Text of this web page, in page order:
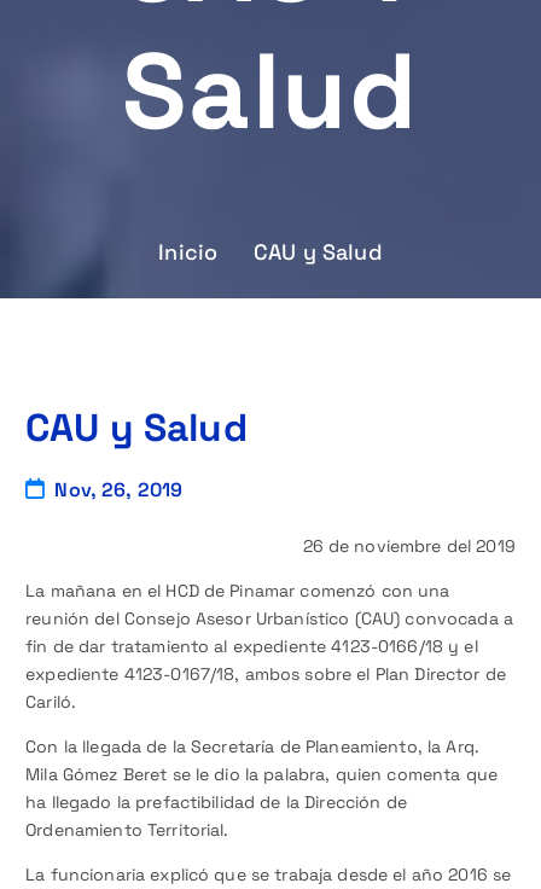
Salud
Inicio CAU y Salud
CAU y Salud
Nov, 26, 2019
26 de noviembre del 2019
La mañana en el HCD de Pinamar comenzó con una
reunión del Consejo Asesor Urbanístico (CAU) convocada a
fin de dar tratamiento al expediente 4123-0166/18 y el
expediente 4123-0167/18, ambos sobre el Plan Director de
Cariló.
Con la llegada de la Secretaría de Planeamiento, la Arq.
Mila Gómez Beret se le dio la palabra, quien comenta que
ha llegado la prefactibilidad de la Dirección de
Ordenamiento Territorial.
La funcionaria explicó que se trabaja desde el año 2016 se